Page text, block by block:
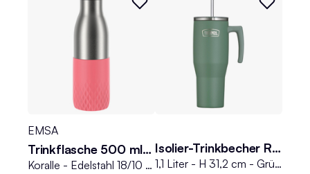
EMSA
Trinkflasche 500 ml BLUDROP SLEEVE
Koralle - Edelstahl 18/10 - Silikon - 0,5 Liter - mit 360 Grad Rundum-Trinköffnung
Isolier-Trinkbecher REFRESHING
1,1 Liter - H 31,2 cm - Grün matt - Edelstahl 18/8 - mit Deckel und Strohhalm